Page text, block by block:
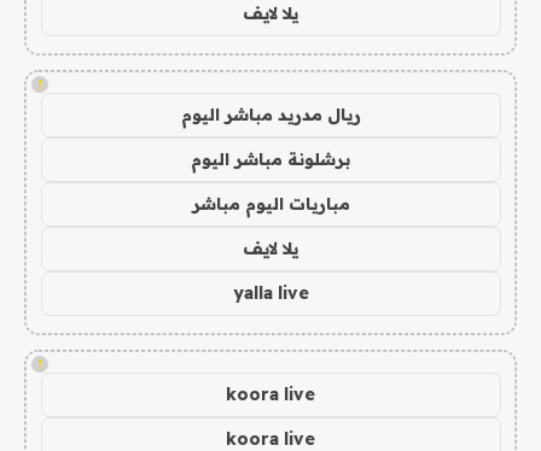
يلا لايف
!
ريال مدريد مباشر اليوم
برشلونة مباشر اليوم
مباريات اليوم مباشر
يلا لايف
yalla live
!
koora live
koora live